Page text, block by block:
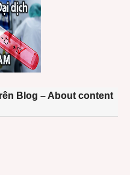
Blog – About content